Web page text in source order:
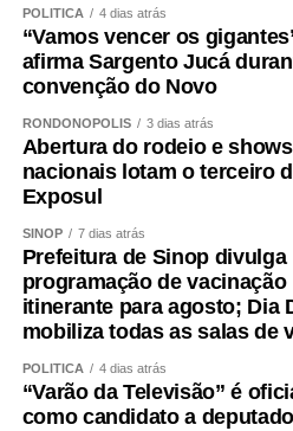
POLÍTICA 4 dias atrás
“Vamos vencer os
afirma Sargento Jucá
convenção do Novo
RONDONÓPOLIS 3 dias atrás
Abertura do rodeio e shows
nacionais lotam o terceiro
Exposul
SINOP 7 dias atrás
Prefeitura de Sinop divulga
programação de vacinação
itinerante para agosto; Dia
mobiliza todas as salas de
POLÍTICA 4 dias atrás
“Varão da Televisão” é
como candidato a